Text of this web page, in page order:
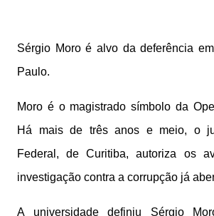
Sérgio Moro é alvo da deferência
Paulo.
Moro é o magistrado símbolo da
Há mais de três anos e meio, o
Federal, de Curitiba, autoriza os
investigação contra a corrupção já
A universidade definiu Sérgio